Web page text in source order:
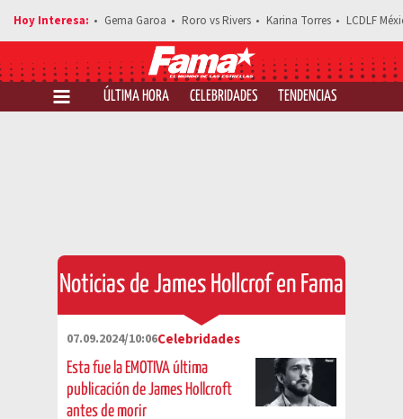
Gema Garoa Roro vs Rivers Karina Torres LCDLF
ÚLTIMA HORA CELEBRIDADES TENDENCIAS
Noticias de James Hollcrof en Fama
07.09.2024/10:06Celebridades
Esta fue la EMOTIVA última
publicación de James Hollcroft
antes de morir